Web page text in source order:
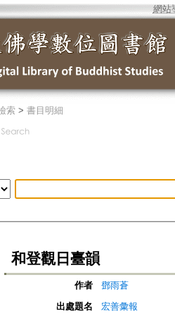
網站
索> 書目明細
和登觀日臺韻
作者
鄧雨蒼
出處題名
宏善彙報